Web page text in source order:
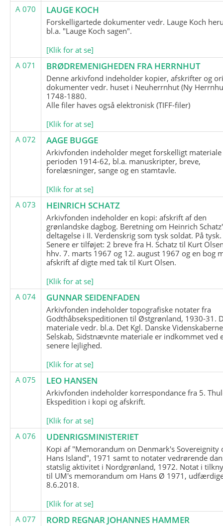
A 070
LAUGE KOCH
Forskelligartede dokumenter vedr. Lauge Koch
bl.a. "Lauge Koch sagen".
[Klik for at se]
A 071
BRØDREMENIGHEDEN FRA HERRNHUT
Denne arkivfond indeholder kopier, afskrifter og
dokumenter vedr. huset i Neuherrnhut (Ny
1748-1880.
Alle filer haves også elektronisk (TIFF-filer)
[Klik for at se]
A 072
AAGE BUGGE
Arkivfonden indeholder meget forskelligt
perioden 1914-62, bl.a. manuskripter, breve,
forelæsninger, sange og en stamtavle.
[Klik for at se]
A 073
HEINRICH SCHATZ
Arkivfonden indeholder en kopi: afskrift af den
grønlandske dagbog. Beretning om Heinrich Schatz'
deltagelse i II. Verdenskrig som tysk soldat. På tysk.
Senere er tilføjet: 2 breve fra H. Schatz til Kurt
hhv. 7. marts 1967 og 12. august 1967 og en bog
afskrift af digte med tak til Kurt Olsen.
[Klik for at se]
A 074
GUNNAR SEIDENFADEN
Arkivfonden indeholder topografiske notater fra
Godthåbsekspeditionen til Østgrønland, 1930-31.
materiale vedr. bl.a. Det Kgl. Danske
Selskab, Sidstnævnte materiale er indkommet ved
senere lejlighed.
[Klik for at se]
A 075
LEO HANSEN
Arkivfonden indeholder korrespondance fra 5.
Ekspedition i kopi og afskrift.
[Klik for at se]
A 076
UDENRIGSMINISTERIET
Kopi af "Memorandum on Denmark's Sovereignity
Hans Island", 1971 samt to notater vedrørende
statslig aktivitet i Nordgrønland, 1972. Notat i
til UM's memorandum om Hans Ø 1971,
8.6.2018.
[Klik for at se]
A 077
RORD REGNAR JOHANNES HAMMER